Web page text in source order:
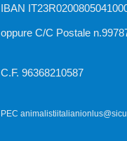
IBAN
oppure C/C Postale
C.F. 96368210587
PEC